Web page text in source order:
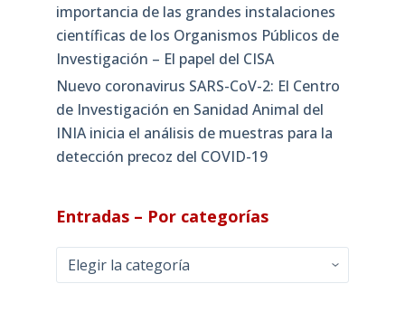
importancia de las grandes instalaciones
científicas de los Organismos Públicos de
Investigación – El papel del CISA
Nuevo coronavirus SARS-CoV-2: El Centro
de Investigación en Sanidad Animal del
INIA inicia el análisis de muestras para la
detección precoz del COVID-19
Entradas – Por categorías
Entradas
–